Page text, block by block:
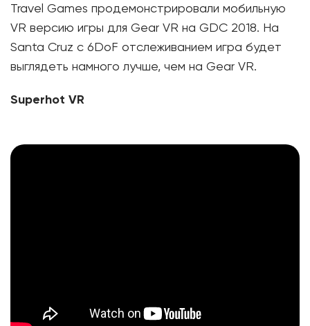
Travel Games продемонстрировали мобильную
VR версию игры для Gear VR на GDC 2018. На
Santa Cruz с 6DoF отслеживанием игра будет
выглядеть намного лучше, чем на Gear VR.
Superhot VR